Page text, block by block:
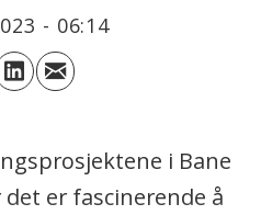
- 06:14
i Bane
er fascinerende å